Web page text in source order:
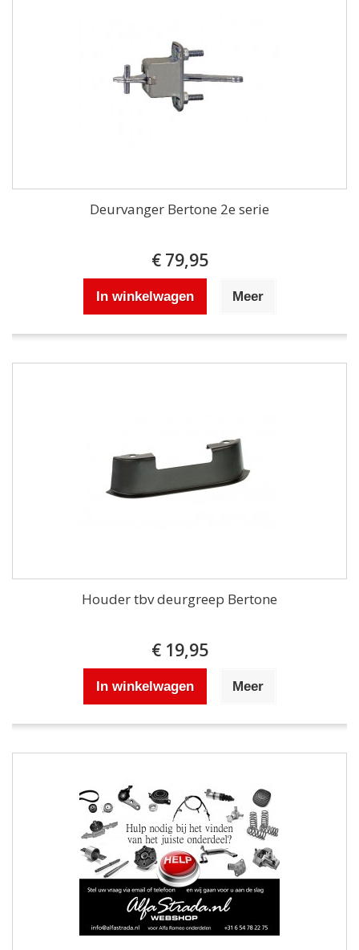
Deurvanger Bertone 2e serie
€ 79,95
In winkelwagen Meer
Houder tbv deurgreep Bertone
€ 19,95
In winkelwagen Meer